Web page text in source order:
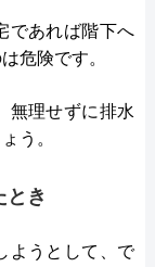
であれば階下へ
危険です。
無理せずに排水
う。
とき
ようとして、で